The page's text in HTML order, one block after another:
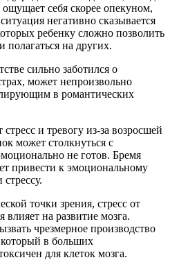
себя скорее опекуном,
негативно сказывается
ребенку сложно позволить
полагаться на других.
сильно заботился о
может непроизвольно
в романтических
и тревогу из-за возросшей
может столкнуться с
не готов. Бремя
привести к эмоциональному
точки зрения, стресс от
на развитие мозга.
чрезмерное производство
который в больших
для клеток мозга.